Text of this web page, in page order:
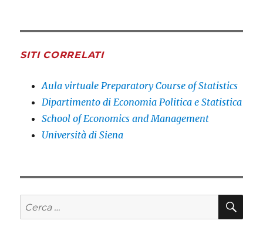
SITI CORRELATI
Aula virtuale Preparatory Course of Statistics
Dipartimento di Economia Politica e Statistica
School of Economics and Management
Università di Siena
Cerca: